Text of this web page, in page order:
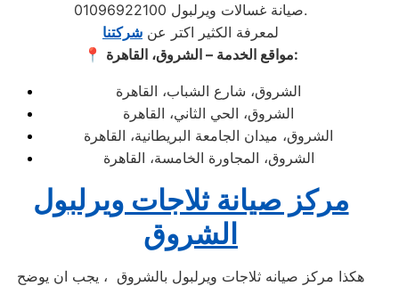
صيانة غسالات ويرلبول 01096922100.
لمعرفة الكثير اكتر عن شركتنا
📍
مواقع الخدمة – الشروق، القاهرة:
الشروق، شارع الشباب، القاهرة
الشروق، الحي الثاني، القاهرة
الشروق، ميدان الجامعة البريطانية، القاهرة
الشروق، المجاورة الخامسة، القاهرة
مركز صيانة ثلاجات ويرلبول
الشروق
هكذا مركز صيانه ثلاجات ويرلبول بالشروق ، يجب ان يوضح